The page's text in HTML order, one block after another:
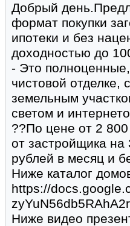
Добрый
формат покупки
ипотеки и без
доходностью до
- Это
чистовой
земельным
светом и
??По цене от 2
от застройщика
рублей в месяц и
Ниже каталог
https://
Ниже видео